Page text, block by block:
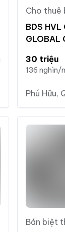
Cho thuê
BDS HVL
GLOBAL
30 triệu
136 nghìn/
Phú Hữu,
Bán biệt